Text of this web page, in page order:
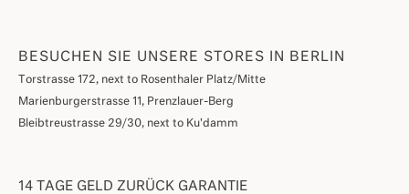
BESUCHEN SIE UNSERE STORES IN BERLIN
Torstrasse 172, next to Rosenthaler Platz/Mitte
Marienburgerstrasse 11, Prenzlauer-Berg
Bleibtreustrasse 29/30, next to Ku'damm
14 TAGE GELD ZURÜCK GARANTIE